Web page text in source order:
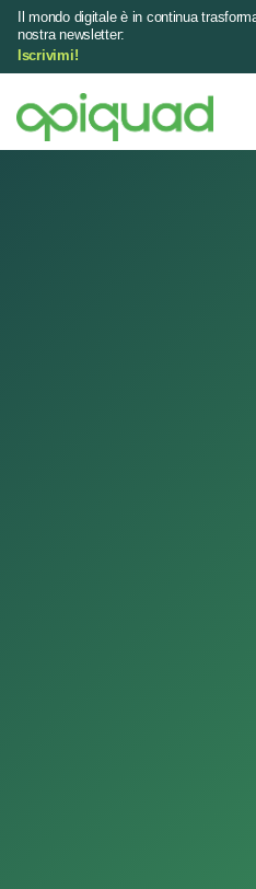
Il mondo digitale è in continua
nostra newsletter:
Iscrivimi!